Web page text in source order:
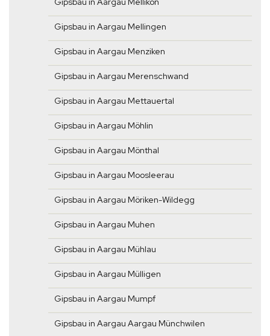
Gipsbau in Aargau Mellingen
Gipsbau in Aargau Menziken
Gipsbau in Aargau Merenschwand
Gipsbau in Aargau Mettauertal
Gipsbau in Aargau Möhlin
Gipsbau in Aargau Mönthal
Gipsbau in Aargau Moosleerau
Gipsbau in Aargau Möriken-Wildegg
Gipsbau in Aargau Muhen
Gipsbau in Aargau Mühlau
Gipsbau in Aargau Mülligen
Gipsbau in Aargau Mumpf
Gipsbau in Aargau Aargau Münchwilen